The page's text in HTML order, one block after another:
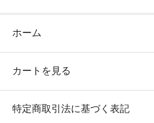
ホーム
カートを見る
特定商取引法に基づく表記